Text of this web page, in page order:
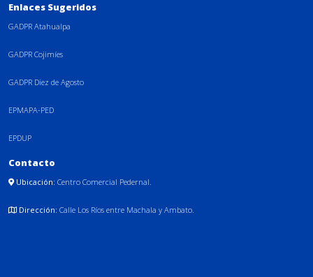
Enlaces Sugeridos
GADPR Atahualpa
GADPR Cojimíes
GADPR Diez de Agosto
EPMAPA-PED
EPDUP
Contacto
Ubicación: Centro Comercial Pedernal.
Dirección: Calle Los Ríos entre Machala y Ambato.